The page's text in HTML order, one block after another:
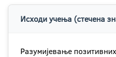
Исходи учења (стечена
Разумијевање